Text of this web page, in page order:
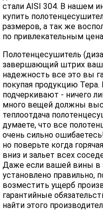
стали AISI 304. В нашем
купить
размеров, а так же
по привлекательным
Полотенцесушитель
завершающий штрих
надежность все это вы
покупая продукцию
подчеркивают - ничего
много вещей должны
теплоотдача
думаете, что все
очень сильно
но поверьте когда
вниз и зальет всех
Даже если вашей вины в
установлено правильно,
возместить ущерб
гарантийные
найти этого